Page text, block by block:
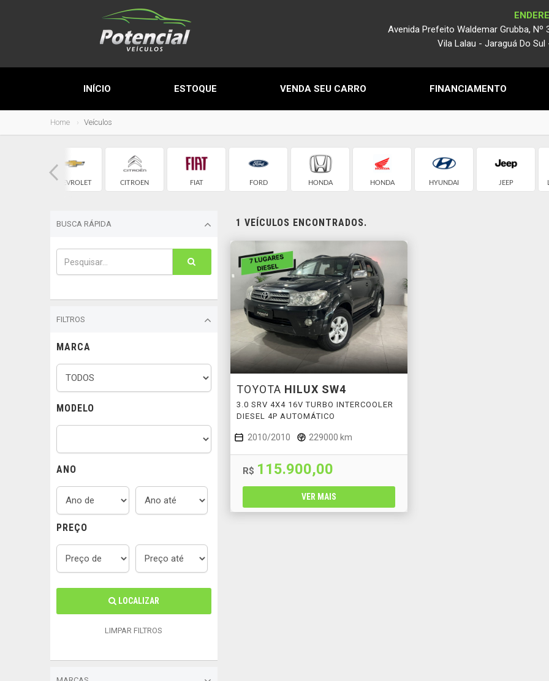
Avenida Prefeito Waldemar Grubba, Nº
Vila Lalau - Jaraguá Do Sul
INÍCIO ESTOQUE VENDA SEU CARRO FINANCIAMENTO
Home Veículos
CHEVROLET CITROEN FIAT FORD HONDA HONDA HYUNDAI JEEP
BUSCA RÁPIDA
FILTROS
MARCA
MODELO
ANO
PREÇO
LOCALIZAR
LIMPAR FILTROS
1 VEÍCULOS ENCONTRADOS.
TOYOTA HILUX SW4
3.0 SRV 4X4 16V TURBO INTERCOOLER
DIESEL 4P AUTOMÁTICO
2010/2010 229000 km
R$ 115.900,00
VER MAIS